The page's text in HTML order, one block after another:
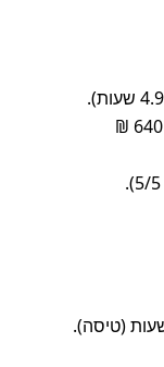
לתקציב מוגבל – אוטובוס (סביב 640 ₪